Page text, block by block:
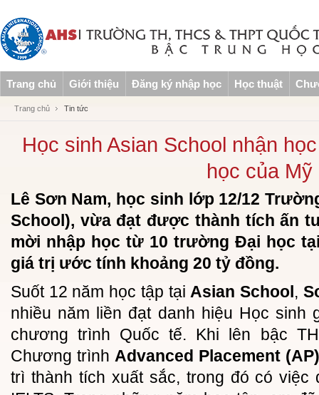
Trang chủ Giới thiệu Đăng ký nhập học Học thuật
Trang chủ Tin tức
Học sinh Asian School nhận
học của Mỹ
Lê Sơn Nam, học sinh lớp 12/12
School), vừa đạt được thành tích ấn
mời nhập học từ 10 trường Đại học
giá trị ước tính khoảng 20 tỷ đồng.
Suốt 12 năm học tập tạiAsian School ,
nhiều năm liền đạt danh hiệu Học sinh
chương trình Quốc tế. Khi lên bậc
Chương trình Advanced Placement (AP)
trì thành tích xuất sắc, trong đó có việc